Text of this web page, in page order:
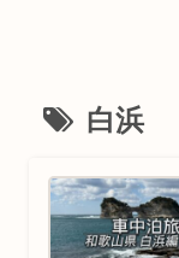
白浜